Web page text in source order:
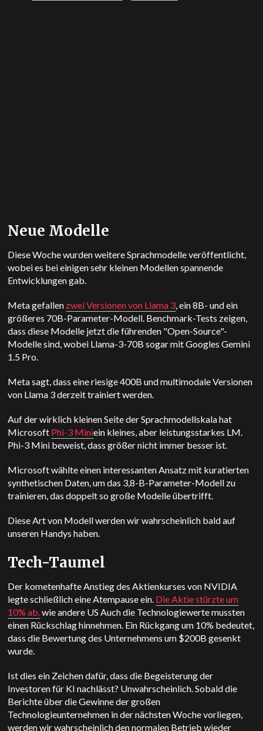
Neue Modelle
Diese Woche wurden weitere Sprachmodelle veröffentlicht,
wobei es bei einigen sehr kleinen Modellen spannende
Entwicklungen gab.
Meta gefallen zwei Versionen von Llama 3, ein 8B- und ein
größeres 70B-Parameter-Modell. Benchmark-Tests zeigen,
dass diese Modelle jetzt die führenden "Open-Source"-
Modelle sind, wobei Llama-3-70B sogar mit GooglesGemini
1.5 Pro.
Meta sagt, dass eine riesige 400B und multimodale Versionen
von Llama 3 derzeit trainiert werden.
Auf der wirklich kleinen Seite der Sprachmodellskala hat
Microsoft Phi-3 Miniein kleines, aber leistungsstarkes LM.
Phi-3 Mini beweist, dass größer nicht immer besser ist.
Microsoft wählte einen interessanten Ansatz mit kuratierten
synthetischen Daten, um das 3,8-B-Parameter-Modell zu
trainieren, das doppelt so große Modelle übertrifft.
Diese Art von Modell werden wir wahrscheinlich bald auf
unseren Handys haben.
Tech-Taumel
Der kometenhafte Anstieg des Aktienkurses von NVIDIA
legte schließlich eine Atempause ein. Die Aktie stürzte um
10% ab.wie andere US Auch die Technologiewerte mussten
einen Rückschlag hinnehmen. Ein Rückgang um 10% bedeutet,
dass die Bewertung des Unternehmens um $200B gesenkt
wurde.
Ist dies ein Zeichen dafür, dass die Begeisterung der
Investoren für KI nachlässt? Unwahrscheinlich. Sobald die
Berichte über die Gewinne der großen
Technologieunternehmen in der nächsten Woche vorliegen,
werden wir wahrscheinlich den normalen Betrieb wieder